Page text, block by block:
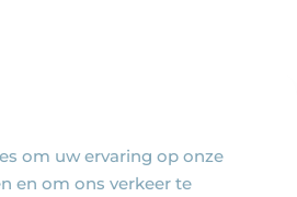
om uw ervaring op onze
en om ons verkeer te